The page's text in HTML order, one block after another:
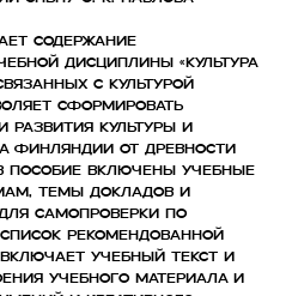
содержание
дисциплины «Культура
с культурой
сформировать
развития культуры и
Финляндии от древности
пособие включены учебные
темы докладов и
самопроверки по
рекомендованной
учебный текст и
учебного материала и